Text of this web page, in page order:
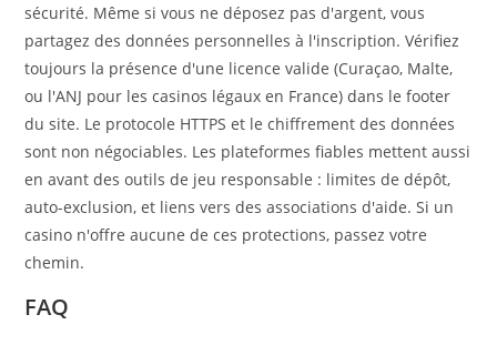
sécurité. Même si vous ne déposez pas d'argent, vous
partagez des données personnelles à l'inscription. Vérifiez
toujours la présence d'une licence valide (Curaçao, Malte,
ou l'ANJ pour les casinos légaux en France) dans le footer
du site. Le protocole HTTPS et le chiffrement des données
sont non négociables. Les plateformes fiables mettent aussi
en avant des outils de jeu responsable : limites de dépôt,
auto-exclusion, et liens vers des associations d'aide. Si un
casino n'offre aucune de ces protections, passez votre
chemin.
FAQ